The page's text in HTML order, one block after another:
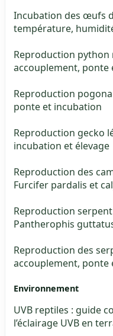
Incubation des œufs
température,
Reproduction
accouplement,
Reproduction
ponte et incubation
Reproduction gecko
incubation et élevage
Reproduction des
Furcifer pardalis et
Reproduction
Pantherophis
Reproduction des
accouplement, ponte
Environnement
UVB reptiles : guide
l’éclairage UVB en